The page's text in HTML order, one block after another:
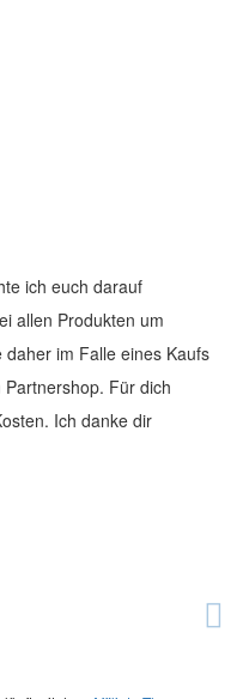
ich euch darauf
allen Produkten um
im Falle eines Kaufs
Für dich
Ich danke dir